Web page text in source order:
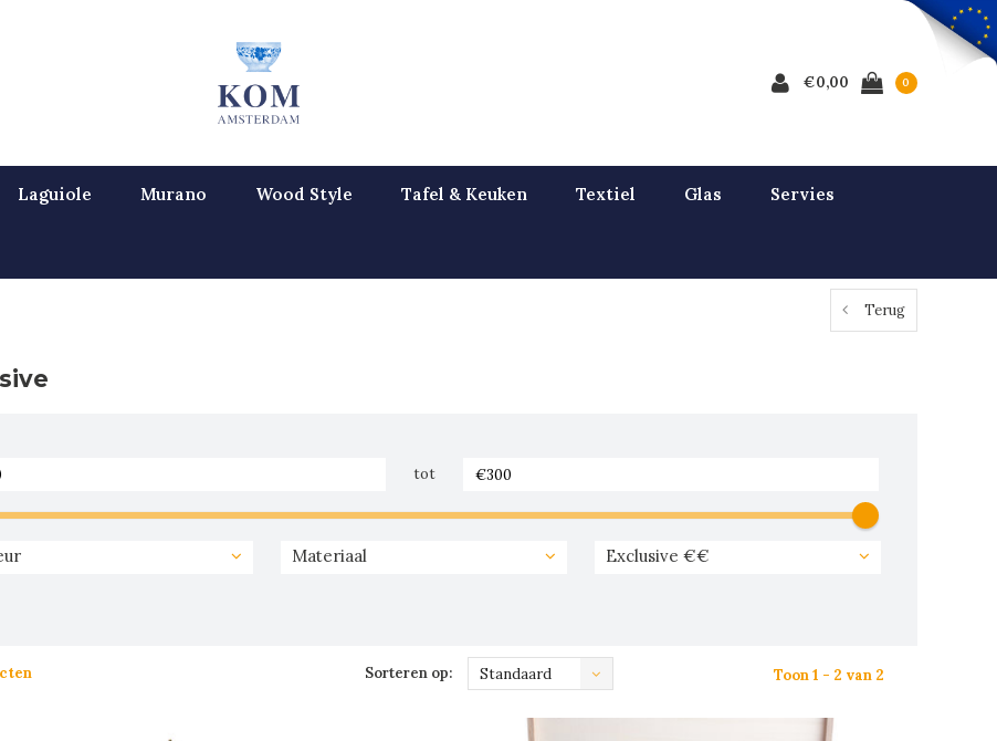
€0,00 0
Laguiole Murano Wood Style Tafel & Keuken Textiel Glas Servies
Terug
tot
Materiaal Exclusive €€
Sorteren op: Standaard Toon 1 - 2 van 2